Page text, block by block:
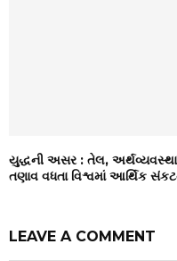
યુદ્ધની અસર : તેલ,
તણાવ વધતા વિશ્વમાં આર્થિક
LEAVE A COMMENT